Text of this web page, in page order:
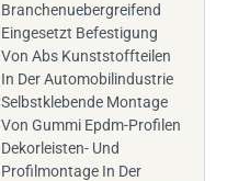
Branchenuebergreifend
Eingesetzt Befestigung
Von Abs Kunststoffteilen
In Der Automobilindustrie
Selbstklebende Montage
Von Gummi Epdm-Profilen
Dekorleisten- Und
Profilmontage In Der